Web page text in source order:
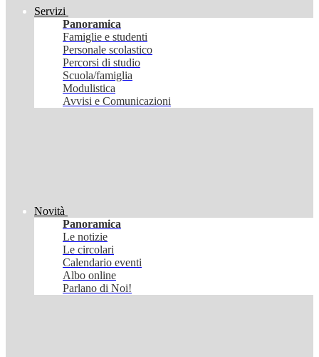
Servizi
Panoramica
Famiglie e studenti
Personale scolastico
Percorsi di studio
Scuola/famiglia
Modulistica
Avvisi e Comunicazioni
Novità
Panoramica
Le notizie
Le circolari
Calendario eventi
Albo online
Parlano di Noi!